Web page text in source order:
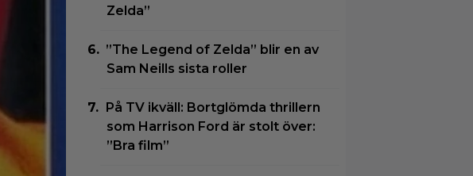
Zelda”
”The Legend of Zelda” blir en av
Sam Neills sista roller
På TV ikväll: Bortglömda thrillern
som Harrison Ford är stolt över:
”Bra film”